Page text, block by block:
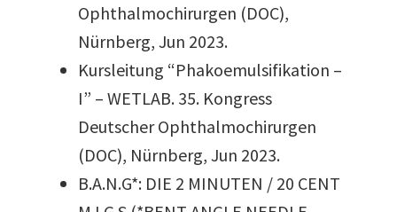
Ophthalmochirurgen (DOC),
Nürnberg, Jun 2023.
Kursleitung “Phakoemulsifikation –
I” – WETLAB. 35. Kongress
Deutscher Ophthalmochirurgen
(DOC), Nürnberg, Jun 2023.
B.A.N.G*: DIE 2 MINUTEN / 20 CENT